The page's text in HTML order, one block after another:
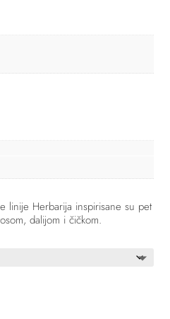
linije Herbarija inspirisane su pet
dalijom i čičkom.